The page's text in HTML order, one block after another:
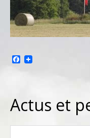
Facebook
Actus et